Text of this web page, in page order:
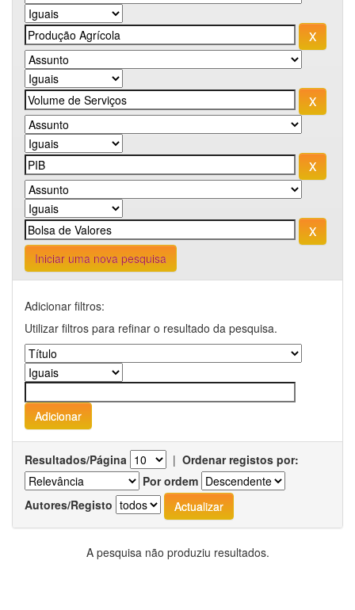
Iniciar uma nova pesquisa
Adicionar filtros:
Utilizar filtros para refinar o resultado da pesquisa.
Resultados/Página | Ordenar registos por:
Por ordem
Autores/Registo
A pesquisa não produziu resultados.